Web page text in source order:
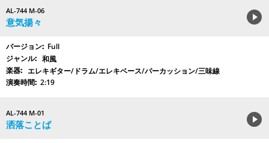
AL-744 M-06
意気揚々
Full
和風
エレキギター/ドラム/エレキベース/パーカッション/三味線
2:19
AL-744 M-01
洒落ことば